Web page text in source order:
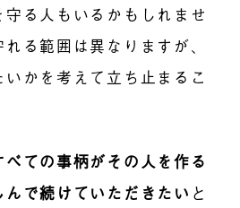
守る人もいるかもしれませ
る範囲は異なりますが、
かを考えて立ち止まるこ
ての事柄がその人を作る
で続けていただきたい と